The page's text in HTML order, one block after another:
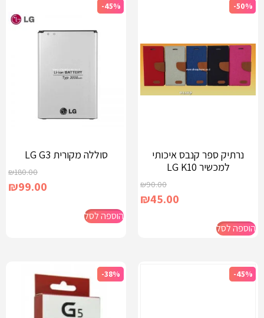
-50%
נרתיק ספר קנבס איכותי
למכשיר LG K10
₪90.00
₪45.00
הוספה לסל
-45%
סוללה מקורית LG G3
₪180.00
₪99.00
הוספה לסל
-45%
-38%